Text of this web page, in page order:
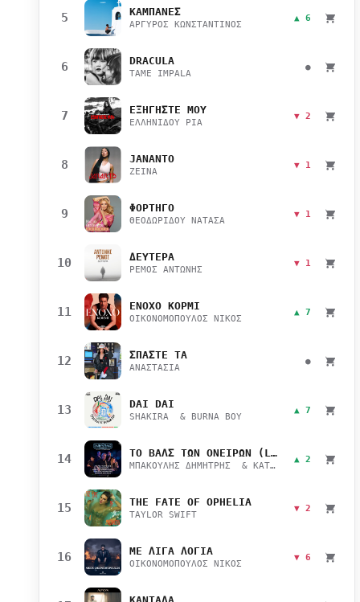
5 ΚΑΜΠΑΝΕΣ
ΑΡΓΥΡΟΣ ΚΩΝΣΤΑΝΤΙΝΟΣ
▲ 6
6 DRACULA
TAME IMPALA
●
7 ΕΞΗΓΗΣΤΕ ΜΟΥ
ΕΛΛΗΝΙΔΟΥ ΡΙΑ
▼ 2
8 JANANTO
ZEINA
▼ 1
9 ΦΟΡΤΗΓΟ
ΘΕΟΔΩΡΙΔΟΥ ΝΑΤΑΣΑ
▼ 1
10 ΔΕΥΤΕΡΑ
ΡΕΜΟΣ ΑΝΤΩΝΗΣ
▼ 1
11 ΕΝΟΧΟ ΚΟΡΜΙ
ΟΙΚΟΝΟΜΟΠΟΥΛΟΣ ΝΙΚΟΣ
▲ 7
12 ΣΠΑΣΤΕ ΤΑ
ΑΝΑΣΤΑΣΙΑ
●
13 DAI DAI
SHAKIRA & BURNA BOY
▲ 7
14 ΤΟ ΒΑΛΣ ΤΩΝ ΟΝΕΙΡΩΝ (LIVE)
ΜΠΑΚΟΥΛΗΣ ΔΗΜΗΤΡΗΣ & ΚΑΤΣΙΜΙΧΑ ΜΑΡΙΑΝΑ
▲ 2
15 THE FATE OF OPHELIA
TAYLOR SWIFT
▼ 2
16 ΜΕ ΛΙΓΑ ΛΟΓΙΑ
ΟΙΚΟΝΟΜΟΠΟΥΛΟΣ ΝΙΚΟΣ
▼ 6